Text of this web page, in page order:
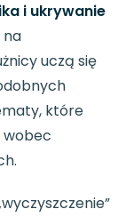
i ukrywanie
na
uczą się
które
wobec